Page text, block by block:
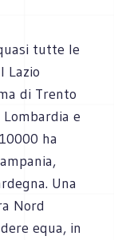
tutte le
Lazio
di Trento
e
ha
Una
Nord
equa, in